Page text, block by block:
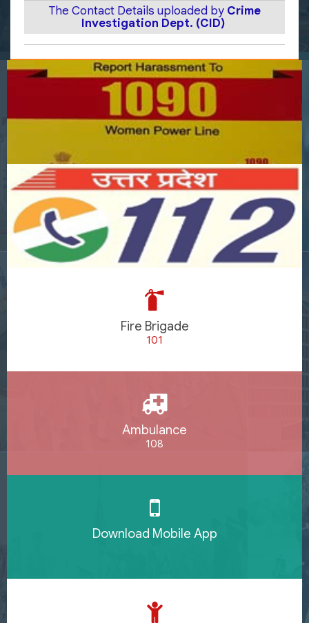
The Contact Details uploaded by Crime
Investigation Dept. (CID)
Fire Brigade
101
Ambulance
108
Download Mobile App